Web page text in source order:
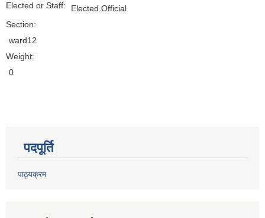
Elected or Staff:
Elected Official
Section:
ward12
Weight:
0
पदपूर्ति
पाठ्यक्रम